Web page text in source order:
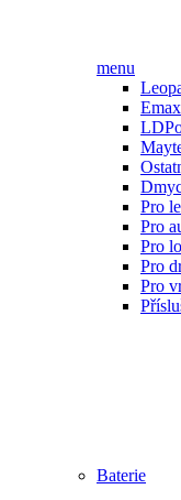
menu
Emax
Pro
Pro
Pro
Pro
Pro
Baterie